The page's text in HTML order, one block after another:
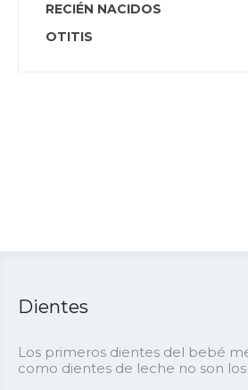
RECIÉN NACIDOS
OTITIS
Dientes
Los primeros dientes del bebé
como dientes de leche no son los